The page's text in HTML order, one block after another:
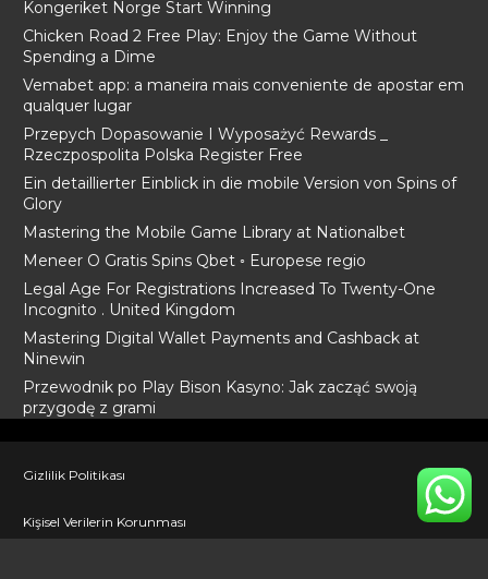
Kongeriket Norge Start Winning
Chicken Road 2 Free Play: Enjoy the Game Without
Spending a Dime
Vemabet app: a maneira mais conveniente de apostar em
qualquer lugar
Przepych Dopasowanie I Wyposażyć Rewards _
Rzeczpospolita Polska Register Free
Ein detaillierter Einblick in die mobile Version von Spins of
Glory
Mastering the Mobile Game Library at Nationalbet
Meneer O Gratis Spins Qbet ◦ Europese regio
Legal Age For Registrations Increased To Twenty-One
Incognito . United Kingdom
Mastering Digital Wallet Payments and Cashback at
Ninewin
Przewodnik po Play Bison Kasyno: Jak zacząć swoją
przygodę z grami
Gizlilik Politikası
Kişisel Verilerin Korunması